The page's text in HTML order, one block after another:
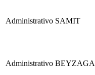
Administrativo SAMIT
Administrativo BEYZAGA